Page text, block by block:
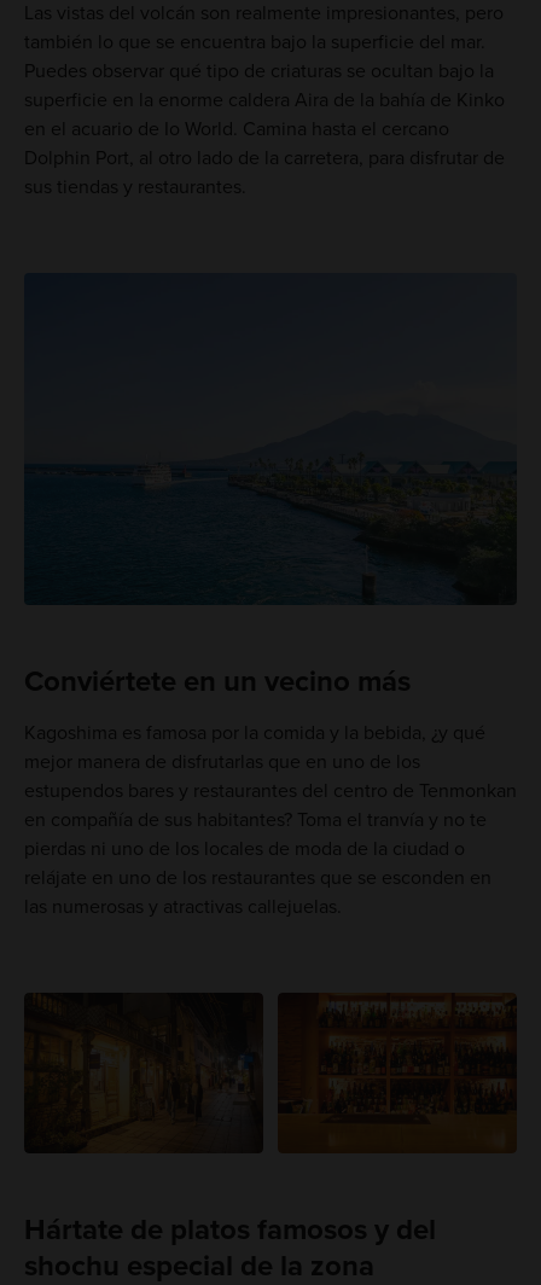
Las vistas del volcán son realmente impresionantes, pero
también lo que se encuentra bajo la superficie del mar.
Puedes observar qué tipo de criaturas se ocultan bajo la
superficie en la enorme caldera Aira de la bahía de Kinko
en el acuario de Io World. Camina hasta el cercano
Dolphin Port, al otro lado de la carretera, para disfrutar de
sus tiendas y restaurantes.
Conviértete en un vecino más
Kagoshima es famosa por la comida y la bebida, ¿y qué
mejor manera de disfrutarlas que en uno de los
estupendos bares y restaurantes del centro de Tenmonkan
en compañía de sus habitantes? Toma el tranvía y no te
pierdas ni uno de los locales de moda de la ciudad o
relájate en uno de los restaurantes que se esconden en
las numerosas y atractivas callejuelas.
Hártate de platos famosos y del
shochu especial de la zona